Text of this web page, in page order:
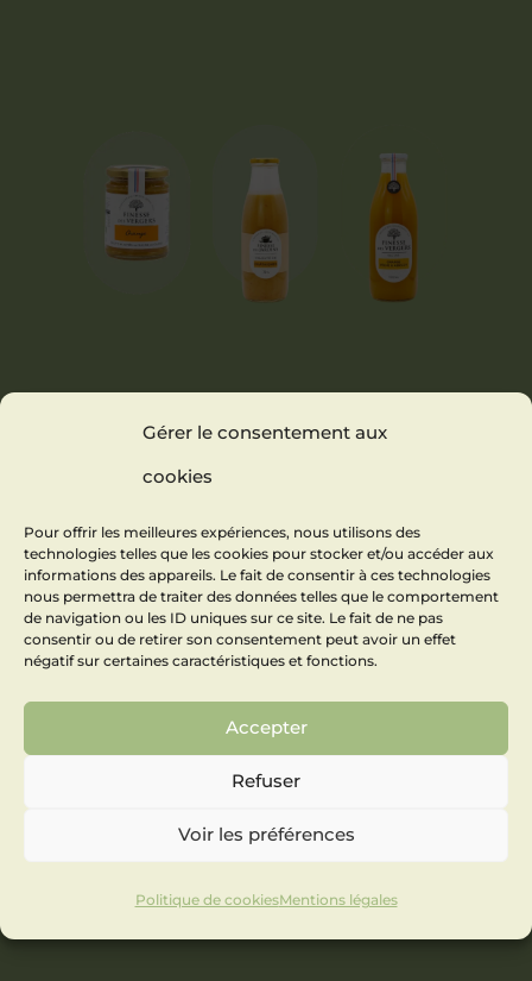
Gérer le consentement aux
cookies
Pour offrir les meilleures expériences, nous utilisons des
technologies telles que les cookies pour stocker et/ou accéder aux
informations des appareils. Le fait de consentir à ces technologies
nous permettra de traiter des données telles que le comportement
de navigation ou les ID uniques sur ce site. Le fait de ne pas
consentir ou de retirer son consentement peut avoir un effet
négatif sur certaines caractéristiques et fonctions.
Accepter
Refuser
Voir les préférences
Politique de cookiesMentions légales
ORANGE
CHÂTAIGNES
ORANGE